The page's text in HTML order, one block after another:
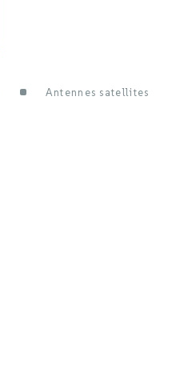
Antennes satellites